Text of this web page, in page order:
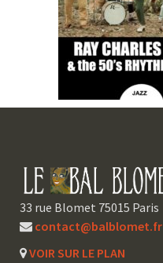
33 rue Blomet 75015 Paris
contact@balblomet.fr
VOIR SUR LE PLAN